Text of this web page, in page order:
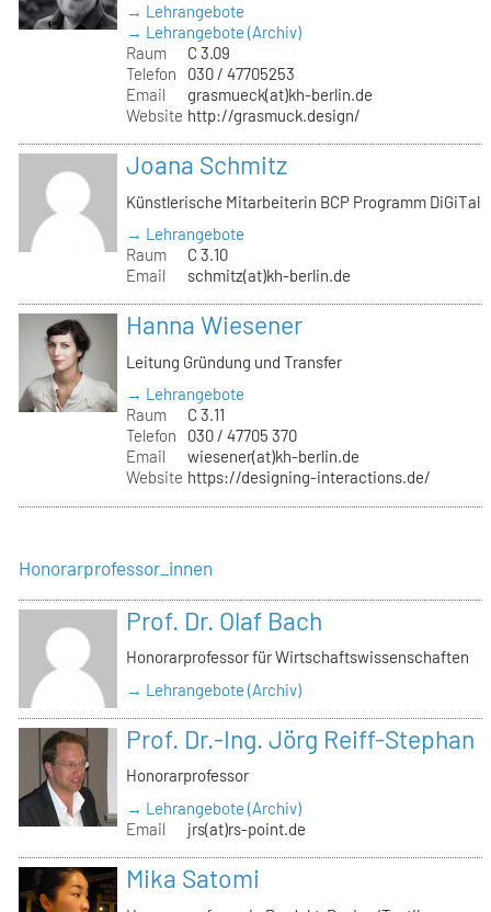
→ Lehrangebote
→ Lehrangebote (Archiv)
Raum
C 3.09
Telefon
030 / 47705253
Email
grasmueck(at)kh-berlin.de
Website http://grasmuck.design/
Joana Schmitz
Künstlerische Mitarbeiterin BCP Programm DiGiTal
→ Lehrangebote
Raum
C 3.10
Email
schmitz(at)kh-berlin.de
Hanna Wiesener
Leitung Gründung und Transfer
→ Lehrangebote
Raum
C 3.11
Telefon
030 / 47705 370
Email
wiesener(at)kh-berlin.de
Website https://designing-interactions.de/
Honorarprofessor_innen
Prof. Dr. Olaf Bach
Honorarprofessor für Wirtschaftswissenschaften
→ Lehrangebote (Archiv)
Prof. Dr.-Ing. Jörg Reiff-Stephan
Honorarprofessor
→ Lehrangebote (Archiv)
Email
jrs(at)rs-point.de
Mika Satomi